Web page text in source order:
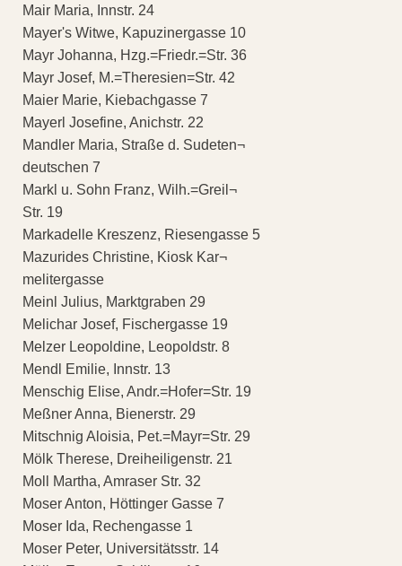
Mair Maria, Innstr. 24
Mayer's Witwe, Kapuzinergasse 10
Mayr Johanna, Hzg.=Friedr.=Str. 36
Mayr Josef, M.=Theresien=Str. 42
Maier Marie, Kiebachgasse 7
Mayerl Josefine, Anichstr. 22
Mandler Maria, Straße d. Sudeten¬
deutschen 7
Markl u. Sohn Franz, Wilh.=Greil¬
Str. 19
Markadelle Kreszenz, Riesengasse 5
Mazurides Christine, Kiosk Kar¬
melitergasse
Meinl Julius, Marktgraben 29
Melichar Josef, Fischergasse 19
Melzer Leopoldine, Leopoldstr. 8
Mendl Emilie, Innstr. 13
Menschig Elise, Andr.=Hofer=Str. 19
Meßner Anna, Bienerstr. 29
Mitschnig Aloisia, Pet.=Mayr=Str. 29
Mölk Therese, Dreiheiligenstr. 21
Moll Martha, Amraser Str. 32
Moser Anton, Höttinger Gasse 7
Moser Ida, Rechengasse 1
Moser Peter, Universitätsstr. 14